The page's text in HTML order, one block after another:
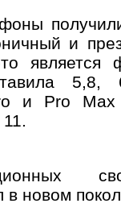
и
является
и Pro
в новом